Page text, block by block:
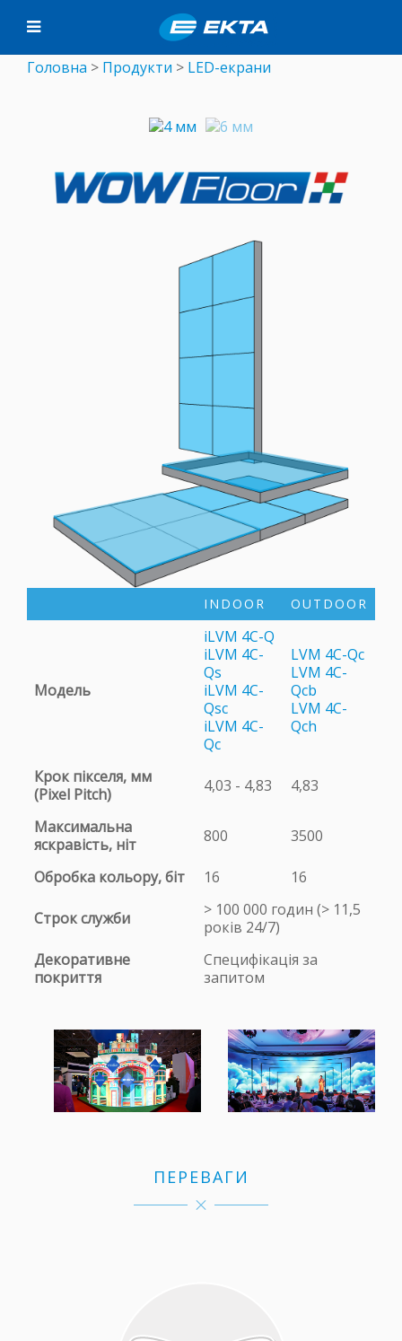
Головна > Продукти > LED-екрани
INDOOR OUTDOOR
Модель
iLVM 4C-Q
iLVM 4C-
Qs
iLVM 4C-
Qsc
iLVM 4C-
Qc
LVM 4C-Qc
LVM 4C-
Qcb
LVM 4C-
Qch
Крок пікселя, мм
(Pixel Pitch)
4,03 - 4,83 4,83
Максимальна
яскравість, ніт
800 3500
Обробка кольору, біт 16 16
Строк служби
> 100 000 годин (> 11,5
років 24/7)
Декоративне
покриття
Специфікація за
запитом
ПЕРЕВАГИ